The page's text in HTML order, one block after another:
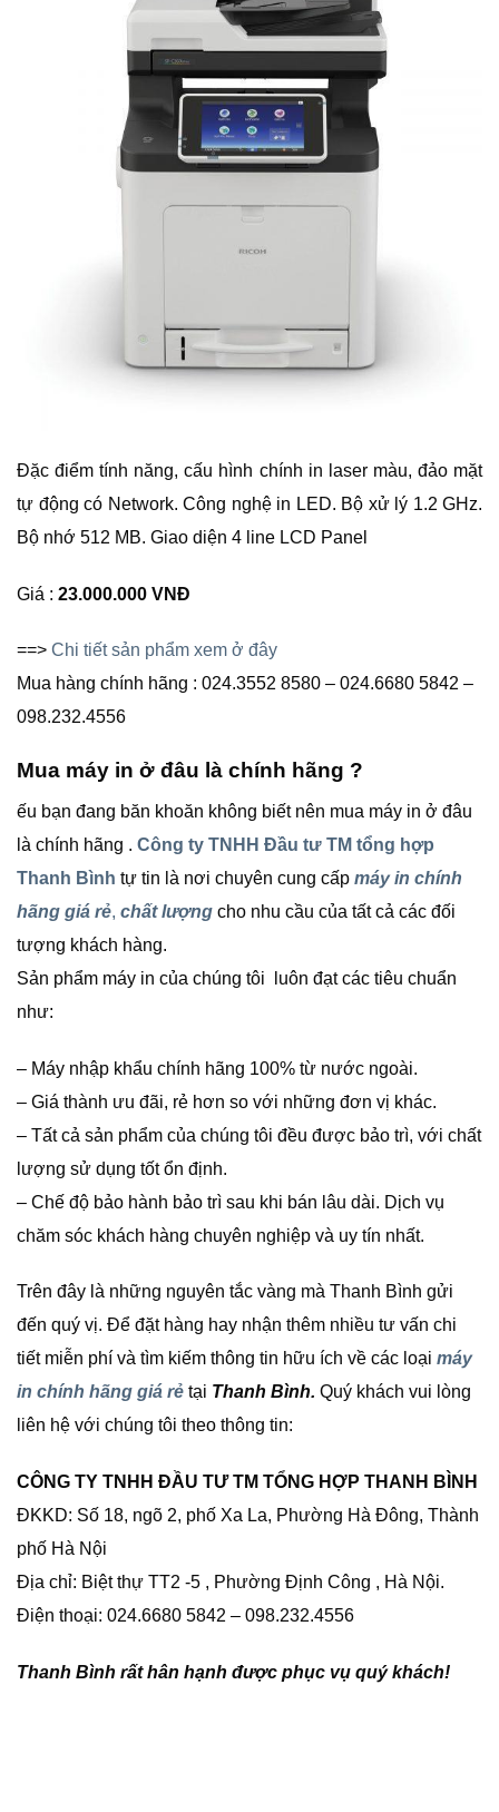
Đặc điểm tính năng, cấu hình chính in laser màu, đảo mặt
tự động có Network. Công nghệ in LED. Bộ xử lý 1.2 GHz.
Bộ nhớ 512 MB. Giao diện 4 line LCD Panel
Giá : 23.000.000 VNĐ
==> Chi tiết sản phẩm xem ở đây
Mua hàng chính hãng : 024.3552 8580 – 024.6680 5842 –
098.232.4556
Mua máy in ở đâu là chính hãng ?
ếu bạn đang băn khoăn không biết nên mua máy in ở đâu
là chính hãng . Công ty TNHH Đầu tư TM tổng hợp
Thanh Bình tự tin là nơi chuyên cung cấp máy in chính
hãng giá rẻ, chất lượng cho nhu cầu của tất cả các đối
tượng khách hàng.
Sản phẩm máy in của chúng tôi luôn đạt các tiêu chuẩn
như:
– Máy nhập khẩu chính hãng 100% từ nước ngoài.
– Giá thành ưu đãi, rẻ hơn so với những đơn vị khác.
– Tất cả sản phẩm của chúng tôi đều được bảo trì, với chất
lượng sử dụng tốt ổn định.
– Chế độ bảo hành bảo trì sau khi bán lâu dài. Dịch vụ
chăm sóc khách hàng chuyên nghiệp và uy tín nhất.
Trên đây là những nguyên tắc vàng mà Thanh Bình gửi
đến quý vị. Để đặt hàng hay nhận thêm nhiều tư vấn chi
tiết miễn phí và tìm kiếm thông tin hữu ích về các loại máy
in chính hãng giá rẻ tại Thanh Bình. Quý khách vui lòng
liên hệ với chúng tôi theo thông tin:
CÔNG TY TNHH ĐẦU TƯ TM TỔNG HỢP THANH BÌNH
ĐKKD: Số 18, ngõ 2, phố Xa La, Phường Hà Đông, Thành
phố Hà Nội
Địa chỉ: Biệt thự TT2 -5 , Phường Định Công , Hà Nội.
Điện thoại: 024.6680 5842 – 098.232.4556
Thanh Bình rất hân hạnh được phục vụ quý khách!